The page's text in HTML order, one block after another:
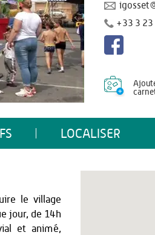
+33 3 23
LOCALISER
le village
jour, de 14h
et animé,